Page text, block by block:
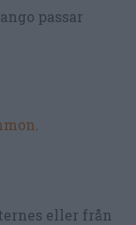
passar
.
eller från